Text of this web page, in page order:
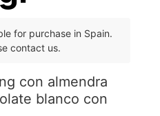
for purchase in Spain.
contact us.
con almendra
blanco con